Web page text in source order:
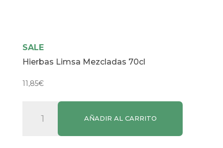
SALE
Hierbas Limsa Mezcladas 70cl
11,85€
Limsa
Mezcladas
AÑADIR AL CARRITO